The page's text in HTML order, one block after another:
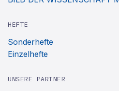
HEFTE
Sonderhefte
Einzelhefte
UNSERE PARTNER